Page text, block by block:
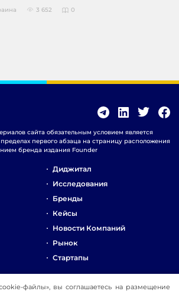
3 652 0
сайта обязательным условием является
первого абзаца на страницу расположения
бренда издания Founder
Диджитал
Исследования
Бренды
Кейсы
Новости Компаний
Рынок
Стартапы
файлы», вы соглашаетесь на размещение